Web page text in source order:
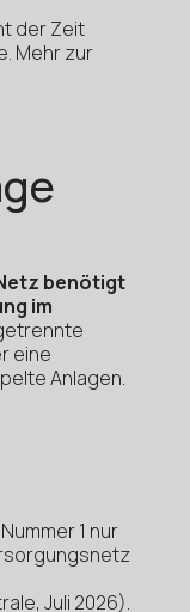
der Zeit
Mehr zur
benötigt
im
eine
Anlagen.
1 nur
Juli 2026).